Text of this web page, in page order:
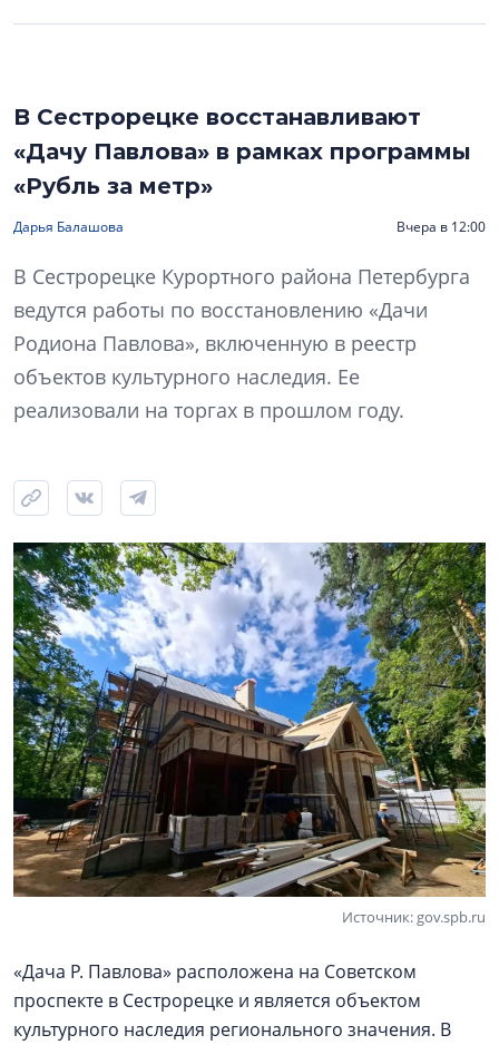
В Сестрорецке восстанавливают
«Дачу Павлова» в рамках программы
«Рубль за метр»
Дарья Балашова Вчера в 12:00
В Сестрорецке Курортного района Петербурга
ведутся работы по восстановлению «Дачи
Родиона Павлова», включенную в реестр
объектов культурного наследия. Ее
реализовали на торгах в прошлом году.
Источник: gov.spb.ru
«Дача Р. Павлова» расположена на Советском
проспекте в Сестрорецке и является объектом
культурного наследия регионального значения. В